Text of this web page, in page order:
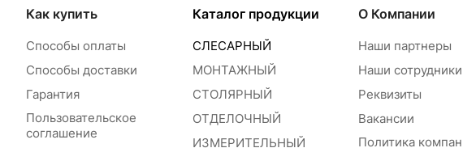
Как купить
Способы оплаты
Способы доставки
Гарантия
Пользовательское
соглашение
Каталог продукции
СЛЕСАРНЫЙ
МОНТАЖНЫЙ
СТОЛЯРНЫЙ
ОТДЕЛОЧНЫЙ
ИЗМЕРИТЕЛЬНЫЙ
О Компании
Наши партнеры
Наши сотрудники
Реквизиты
Вакансии
Политика